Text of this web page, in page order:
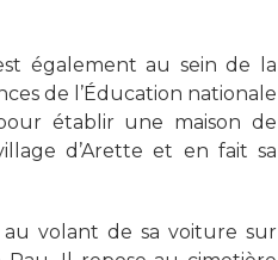
également au sein de la
de l’Éducation nationale
établir une maison de
d’Arette et en fait sa
au volant de sa voiture sur